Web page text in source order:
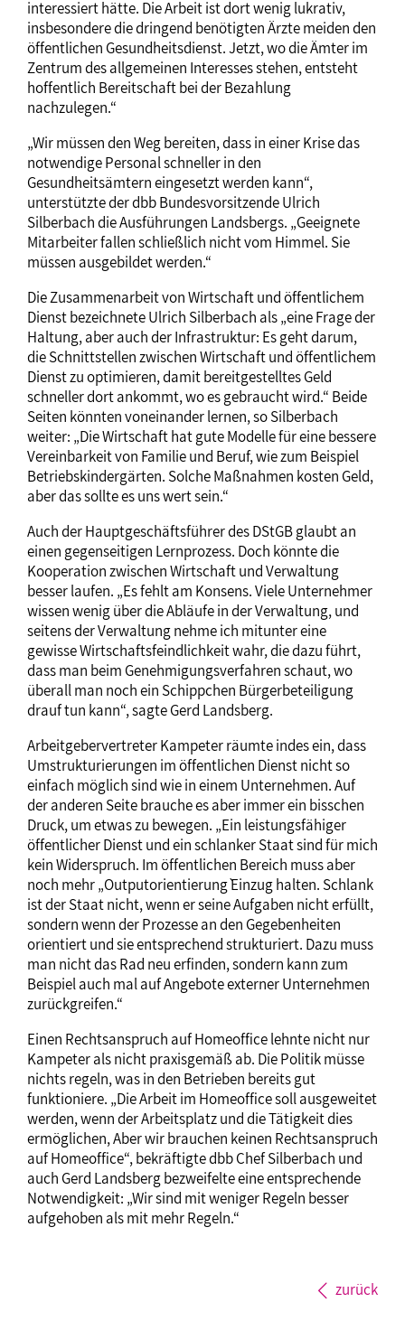
interessiert hätte. Die Arbeit ist dort wenig lukrativ,
insbesondere die dringend benötigten Ärzte meiden den
öffentlichen Gesundheitsdienst. Jetzt, wo die Ämter im
Zentrum des allgemeinen Interesses stehen, entsteht
hoffentlich Bereitschaft bei der Bezahlung
nachzulegen.“
„Wir müssen den Weg bereiten, dass in einer Krise das
notwendige Personal schneller in den
Gesundheitsämtern eingesetzt werden kann“,
unterstützte der dbb Bundesvorsitzende Ulrich
Silberbach die Ausführungen Landsbergs. „Geeignete
Mitarbeiter fallen schließlich nicht vom Himmel. Sie
müssen ausgebildet werden.“
Die Zusammenarbeit von Wirtschaft und öffentlichem
Dienst bezeichnete Ulrich Silberbach als „eine Frage der
Haltung, aber auch der Infrastruktur: Es geht darum,
die Schnittstellen zwischen Wirtschaft und öffentlichem
Dienst zu optimieren, damit bereitgestelltes Geld
schneller dort ankommt, wo es gebraucht wird.“ Beide
Seiten könnten voneinander lernen, so Silberbach
weiter: „Die Wirtschaft hat gute Modelle für eine bessere
Vereinbarkeit von Familie und Beruf, wie zum Beispiel
Betriebskindergärten. Solche Maßnahmen kosten Geld,
aber das sollte es uns wert sein.“
Auch der Hauptgeschäftsführer des DStGB glaubt an
einen gegenseitigen Lernprozess. Doch könnte die
Kooperation zwischen Wirtschaft und Verwaltung
besser laufen. „Es fehlt am Konsens. Viele Unternehmer
wissen wenig über die Abläufe in der Verwaltung, und
seitens der Verwaltung nehme ich mitunter eine
gewisse Wirtschaftsfeindlichkeit wahr, die dazu führt,
dass man beim Genehmigungsverfahren schaut, wo
überall man noch ein Schippchen Bürgerbeteiligung
drauf tun kann“, sagte Gerd Landsberg.
Arbeitgebervertreter Kampeter räumte indes ein, dass
Umstrukturierungen im öffentlichen Dienst nicht so
einfach möglich sind wie in einem Unternehmen. Auf
der anderen Seite brauche es aber immer ein bisschen
Druck, um etwas zu bewegen. „Ein leistungsfähiger
öffentlicher Dienst und ein schlanker Staat sind für mich
kein Widerspruch. Im öffentlichen Bereich muss aber
noch mehr „Outputorientierung` Einzug halten. Schlank
ist der Staat nicht, wenn er seine Aufgaben nicht erfüllt,
sondern wenn der Prozesse an den Gegebenheiten
orientiert und sie entsprechend strukturiert. Dazu muss
man nicht das Rad neu erfinden, sondern kann zum
Beispiel auch mal auf Angebote externer Unternehmen
zurückgreifen.“
Einen Rechtsanspruch auf Homeoffice lehnte nicht nur
Kampeter als nicht praxisgemäß ab. Die Politik müsse
nichts regeln, was in den Betrieben bereits gut
funktioniere. „Die Arbeit im Homeoffice soll ausgeweitet
werden, wenn der Arbeitsplatz und die Tätigkeit dies
ermöglichen, Aber wir brauchen keinen Rechtsanspruch
auf Homeoffice“, bekräftigte dbb Chef Silberbach und
auch Gerd Landsberg bezweifelte eine entsprechende
Notwendigkeit: „Wir sind mit weniger Regeln besser
aufgehoben als mit mehr Regeln.“
zurück